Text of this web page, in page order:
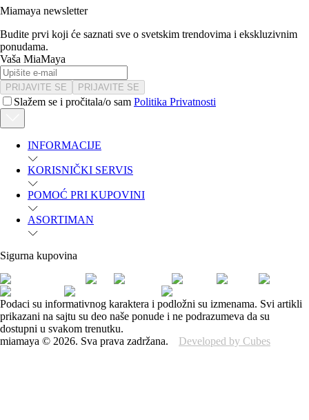
Miamaya newsletter
Budite prvi koji će saznati sve o svetskim trendovima i ekskluzivnim
ponudama.
Vaša MiaMaya
PRIJAVITE SE PRIJAVITE SE
Slažem se i pročitala/o sam Politika Privatnosti
INFORMACIJE
KORISNIČKI SERVIS
POMOĆ PRI KUPOVINI
ASORTIMAN
Sigurna kupovina
Podaci su informativnog karaktera i podložni su izmenama. Svi artikli
prikazani na sajtu su deo naše ponude i ne podrazumeva da su
dostupni u svakom trenutku.
miamaya © 2026. Sva prava zadržana. Developed by Cubes